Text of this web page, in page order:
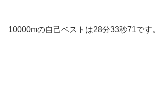
10000mの自己ベストは28分33秒71です。